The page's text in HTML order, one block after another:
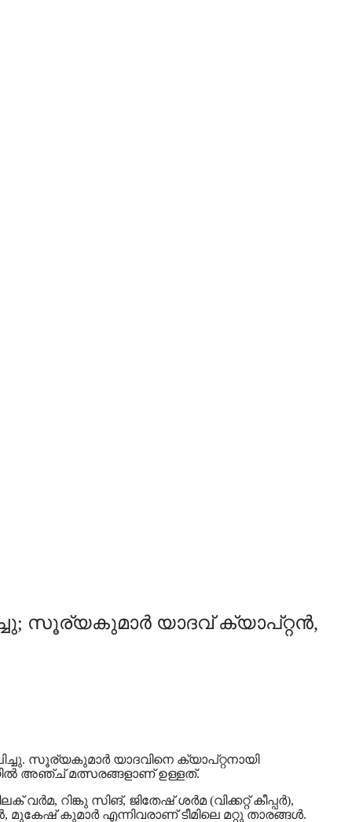
സൂര്യകുമാര്‍ യാദവ് ക്യാപ്റ്റൻ,
സൂര്യകുമാര്‍ യാദവിനെ ക്യാപ്റ്റനായി
അഞ്ച് മത്സരങ്ങളാണ് ഉള്ളത്.
റിങ്കു സിങ്, ജിതേഷ് ശര്‍മ (വിക്കറ്റ് കീപ്പര്‍),
കുമാര്‍ എന്നിവരാണ് ടീമിലെ മറ്റു താരങ്ങൾ.